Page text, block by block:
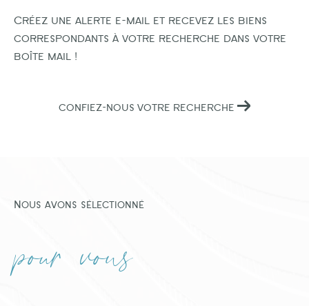
Créez une alerte e-mail et recevez les biens
correspondants à votre recherche dans votre
boîte mail !
CONFIEZ-NOUS VOTRE RECHERCHE
Nous avons sélectionné
pour vous